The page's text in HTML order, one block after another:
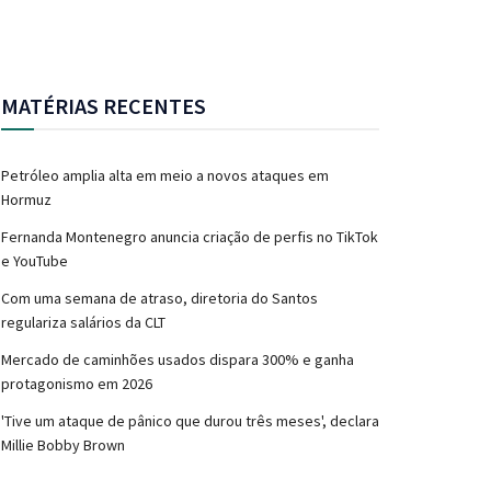
MATÉRIAS RECENTES
Petróleo amplia alta em meio a novos ataques em
Hormuz
Fernanda Montenegro anuncia criação de perfis no TikTok
e YouTube
Com uma semana de atraso, diretoria do Santos
regulariza salários da CLT
Mercado de caminhões usados dispara 300% e ganha
protagonismo em 2026
'Tive um ataque de pânico que durou três meses', declara
Millie Bobby Brown